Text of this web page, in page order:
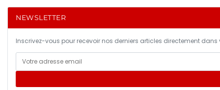
NEWSLETTER
Inscrivez-vous pour recevoir nos derniers articles directement dans